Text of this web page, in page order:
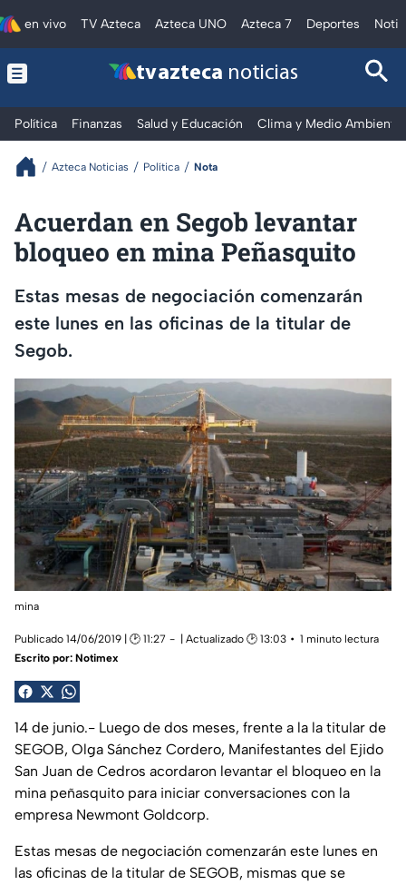
en vivo TV Azteca Azteca UNO Azteca 7 Deportes
tv azteca noticias
Política Finanzas Salud y Educación Clima y Medio Ambiente
Azteca Noticias Política Nota
Acuerdan en Segob levantar
bloqueo en mina Peñasquito
Estas mesas de negociación comenzarán
este lunes en las oficinas de la titular de
Segob.
mina
Publicado 14/06/2019 | 🕑 11:27 | Actualizado 🕑 13:03
1 minuto lectura
Escrito por: Notimex
14 de junio.- Luego de dos meses, frente a la la titular de
SEGOB, Olga Sánchez Cordero, Manifestantes del Ejido
San Juan de Cedros acordaron levantar el bloqueo en la
mina peñasquito para iniciar conversaciones con la
empresa Newmont Goldcorp.
Estas mesas de negociación comenzarán este lunes en
las oficinas de la titular de SEGOB, mismas que se